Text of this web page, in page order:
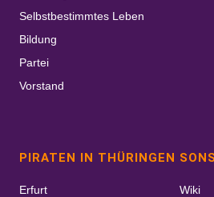
Selbstbestimmtes Leben
Bildung
Partei
Vorstand
PIRATEN IN THÜRINGEN
Erfurt
Wiki